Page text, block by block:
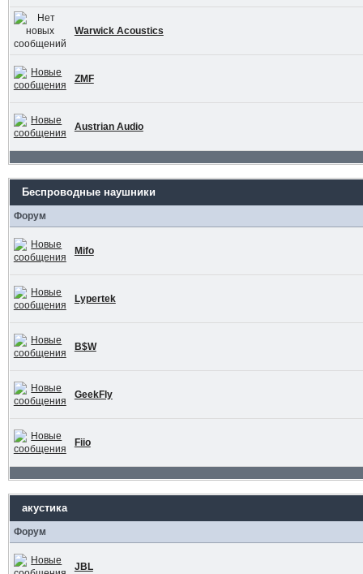
Warwick Acoustics
ZMF
Austrian Audio
Беспроводные наушники
Форум
Mifo
Lypertek
B$W
GeekFly
Fiio
акустика
Форум
JBL